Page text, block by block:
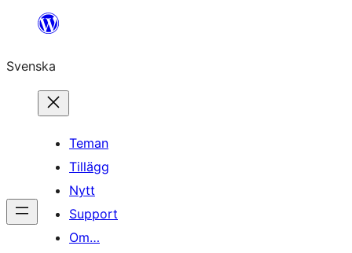
Hoppa
innehåll
Svenska
Teman
Tillägg
Nytt
Support
Om…